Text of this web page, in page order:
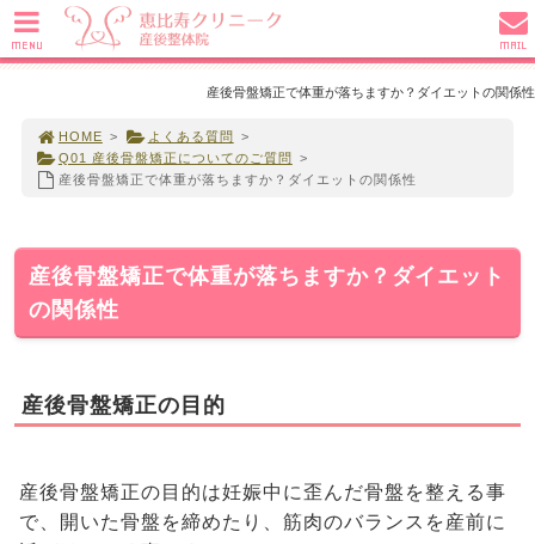
産後骨盤矯正で体重が落ちますか？ダイエットの関係性
HOME > よくある質問
>
Q01 産後骨盤矯正についてのご質問
>
産後骨盤矯正で体重が落ちますか？ダイエットの関係性
産後骨盤矯正で体重が落ちますか？ダイエット
の関係性
産後骨盤矯正の目的
産後骨盤矯正の目的は妊娠中に歪んだ骨盤を整える事
で、開いた骨盤を締めたり、筋肉のバランスを産前に
MENU MAIL